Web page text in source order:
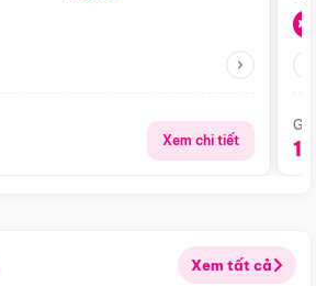
Xem chi tiết
Xem tất cả
Điểm nổi bật